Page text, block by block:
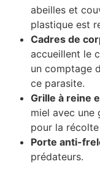
abeilles et
plastique est
Cadres de
accueillent le
un comptage
ce parasite.
Grille à reine
miel avec une
pour la
Porte anti-
prédateurs.